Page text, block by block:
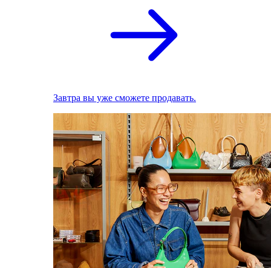
Завтра вы уже сможете продавать.